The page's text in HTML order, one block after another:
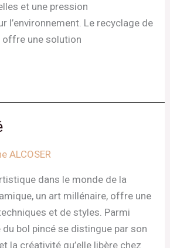
et une pression
l’environnement. Le recyclage de
offre une solution
ALCOSER
dans le monde de la
un art millénaire, offre une
et de styles. Parmi
du bol pincé se distingue par son
la créativité qu’elle libère chez